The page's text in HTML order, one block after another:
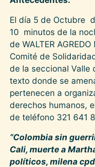
El día 5 de Octubre
10 minutos de la
de WALTER
Comité de
de la seccional Valle
texto donde se
pertenecen a
derechos humanos,
de teléfono 321 641
“Colombia sin
Cali, muerte a
políticos, milena